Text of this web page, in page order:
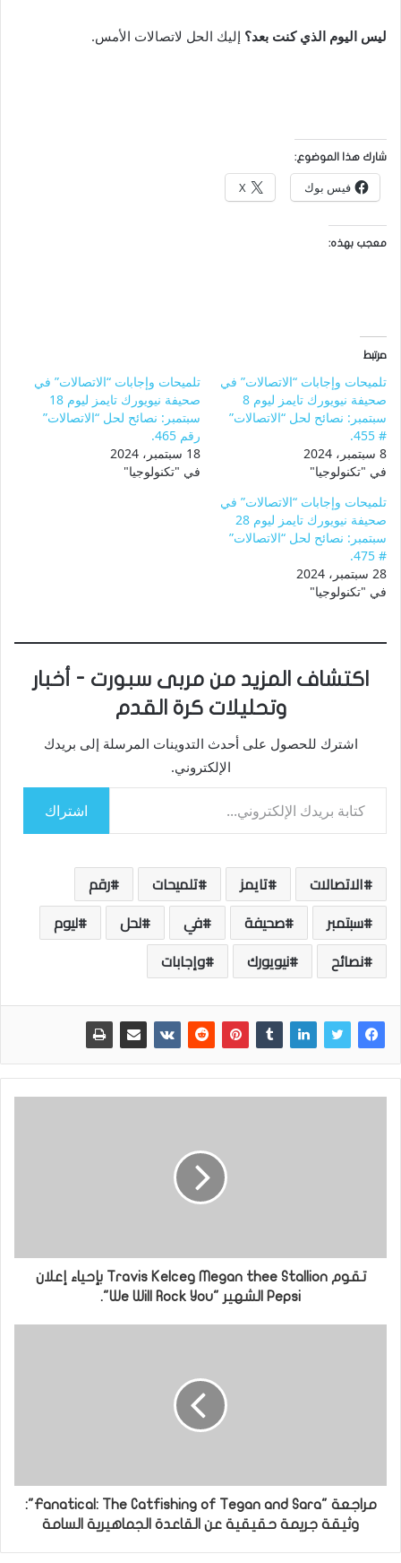
ليس اليوم الذي كنت بعد؟ إليك الحل لاتصالات الأمس.
شارك هذا الموضوع:
فيس بوك X
معجب بهذه:
مرتبط
تلميحات وإجابات “الاتصالات” في
صحيفة نيويورك تايمز ليوم 8
سبتمبر: نصائح لحل “الاتصالات”
# 455.
8 سبتمبر، 2024
في "تكنولوجيا"
تلميحات وإجابات “الاتصالات” في
صحيفة نيويورك تايمز ليوم 18
سبتمبر: نصائح لحل “الاتصالات”
رقم 465.
18 سبتمبر، 2024
في "تكنولوجيا"
تلميحات وإجابات “الاتصالات” في
صحيفة نيويورك تايمز ليوم 28
سبتمبر: نصائح لحل “الاتصالات”
# 475.
28 سبتمبر، 2024
في "تكنولوجيا"
اكتشاف المزيد من مربى سبورت - أخبار
وتحليلات كرة القدم
اشترك للحصول على أحدث التدوينات المرسلة إلى بريدك
الإلكتروني.
كتابة بريدك الإلكتروني...
اشتراك
الاتصالات تايمز تلميحات
رقم
سبتمبر
صحيفة في لحل
ليوم
نصائح
نيويورك وإجابات
تقوم Megan thee Stallion وTravis Kelce بإحياء إعلان
Pepsi الشهير "We Will Rock You".
مراجعة "Fanatical: The Catfishing of Tegan and Sara":
وثيقة جريمة حقيقية عن القاعدة الجماهيرية السامة